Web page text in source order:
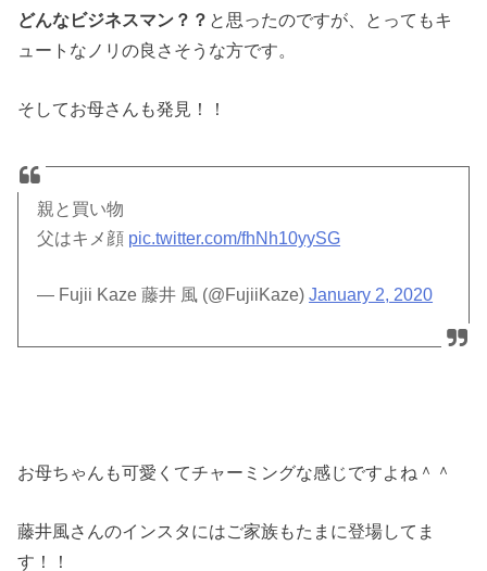
どんなビジネスマン？？ と思ったのですが、とってもキ
ュートなノリの良さそうな方です。
そしてお母さんも発見！！
親と買い物
父はキメ顔 pic.twitter.com/fhNh10yySG
— Fujii Kaze 藤井 風 (@FujiiKaze)January 2, 2020
お母ちゃんも可愛くてチャーミングな感じですよね＾＾
藤井風さんのインスタにはご家族もたまに登場してま
す！！